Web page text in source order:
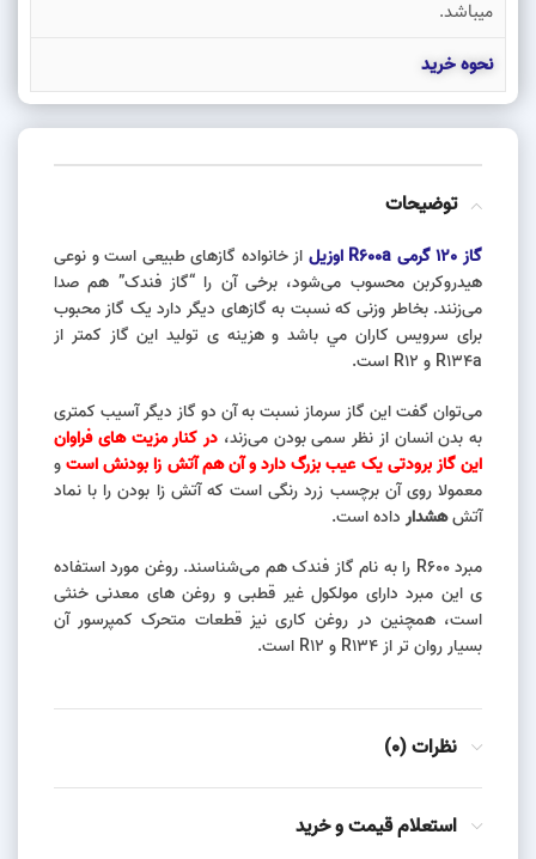
میباشد.
نحوه خرید
توضیحات
گاز 120 گرمی R600a اوزیل
از خانواده گازهای طبیعی است و نوعی
هیدروکربن محسوب می‌شود، برخی آن را “گاز فندک” هم صدا
می‌زنند. بخاطر وزنی که نسبت به گازهای دیگر دارد یک گاز محبوب
برای سرویس کاران مي باشد و هزینه ی تولید این گاز کمتر از
R134a و R12 است.
می‌توان گفت این گاز سرماز نسبت به آن دو گاز دیگر آسیب کمتری
به بدن انسان از نظر سمی بودن می‌زند، در کنار مزیت های فراوان
این گاز برودتی یک عیب بزرگ دارد و آن هم آتش زا بودنش استو
معمولا روی آن برچسب زرد رنگی است که آتش زا بودن را با نماد
آتشهشدارداده است.
مبرد R600 را به نام گاز فندک هم می‌شناسند. روغن مورد استفاده
ی این مبرد دارای مولکول غیر قطبی و روغن های معدنی خنثی
است، همچنین در روغن کاری نیز قطعات متحرک کمپرسور آن
بسیار روان تر از R134 و R12 است.
نظرات (0)
استعلام قیمت و خرید